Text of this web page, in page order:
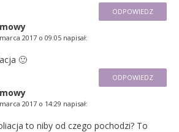
ODPOWIEDZ
2017 o 09:05 napisał:
🙂
ODPOWIEDZ
2017 o 14:29 napisał:
to niby od czego pochodzi? To